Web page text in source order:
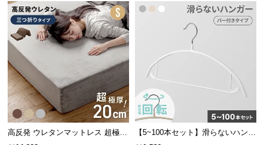
て
会
規
約
に
つ
い
て
高反発 ウレタンマットレス 超極厚
【5~100本セット】滑らないハンガ